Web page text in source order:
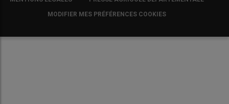
MODIFIER MES PRÉFÉRENCES COOKIES